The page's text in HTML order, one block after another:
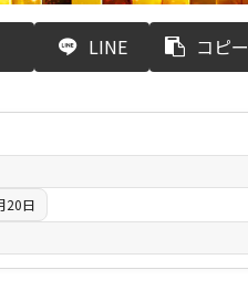
LINE コピー
20日